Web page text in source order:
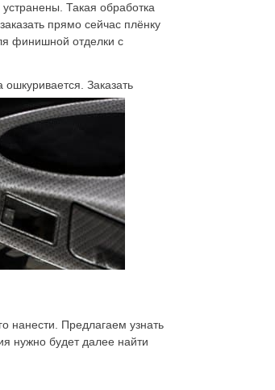
Такая обработка
прямо сейчас плёнку
финишной отделки с
Заказать
нанести. Предлагаем узнать
нужно будет далее найти